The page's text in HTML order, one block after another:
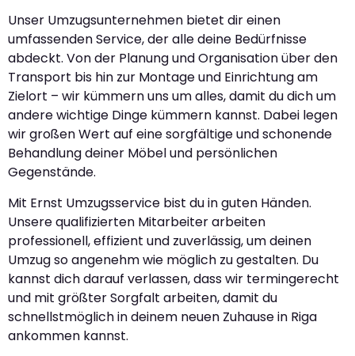
Unser Umzugsunternehmen bietet dir einen
umfassenden Service, der alle deine Bedürfnisse
abdeckt. Von der Planung und Organisation über den
Transport bis hin zur Montage und Einrichtung am
Zielort – wir kümmern uns um alles, damit du dich um
andere wichtige Dinge kümmern kannst. Dabei legen
wir großen Wert auf eine sorgfältige und schonende
Behandlung deiner Möbel und persönlichen
Gegenstände.
Mit Ernst Umzugsservice bist du in guten Händen.
Unsere qualifizierten Mitarbeiter arbeiten
professionell, effizient und zuverlässig, um deinen
Umzug so angenehm wie möglich zu gestalten. Du
kannst dich darauf verlassen, dass wir termingerecht
und mit größter Sorgfalt arbeiten, damit du
schnellstmöglich in deinem neuen Zuhause in Riga
ankommen kannst.